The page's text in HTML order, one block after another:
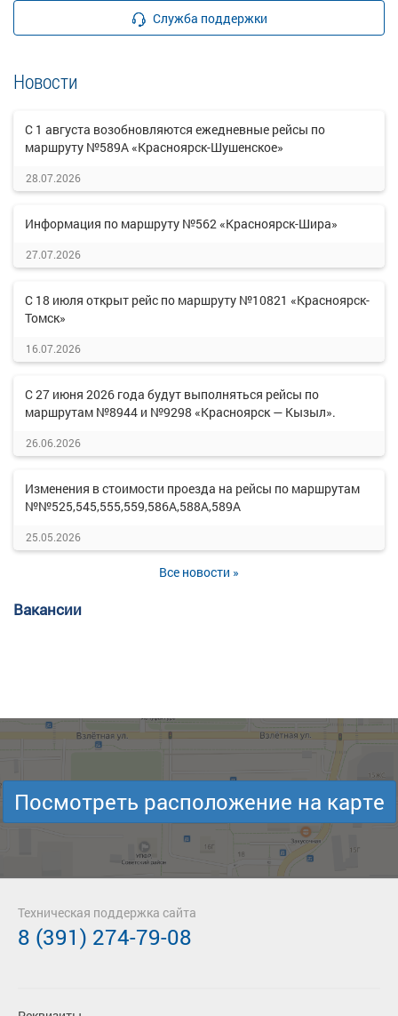
Служба поддержки
Новости
С 1 августа возобновляются ежедневные рейсы по
маршруту №589А «Красноярск-Шушенское»
28.07.2026
Информация по маршруту №562 «Красноярск-Шира»
27.07.2026
С 18 июля открыт рейс по маршруту №10821 «Красноярск-
Томск»
16.07.2026
С 27 июня 2026 года будут выполняться рейсы по
маршрутам №8944 и №9298 «Красноярск — Кызыл».
26.06.2026
Изменения в стоимости проезда на рейсы по маршрутам
№№525,545,555,559,586А,588А,589А
25.05.2026
Все новости »
Вакансии
Посмотреть расположение на карте
Техническая поддержка сайта
8 (391) 274-79-08